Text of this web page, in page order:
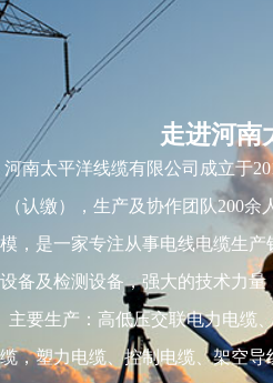
走进河南
河南太平洋线缆有限公司成立于
（认缴），生产及协作团队200
模，是一家专注从事电线电缆生
设备及检测设备，强大的技术力
主要生产：高低压交联电力电缆
缆，塑力电缆、控制电缆、架空